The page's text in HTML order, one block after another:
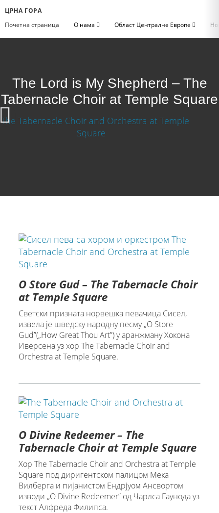
ЦРНА ГОРА
Почетна страница
О нама Област Централне Европе
The Lord is My Shepherd – The
Tabernacle Choir at Temple Square
O Store Gud – The Tabernacle Choir
at Temple Square
Светски признатa норвешкa певачица Сисел,
извела је шведску народну песму „O Store
Gud”(„How Great Thou Art”) у аранжману Хокона
Иверсена уз хор The Tabernacle Choir and
Orchestra at Temple Square.
O Divine Redeemer – The
Tabernacle Choir at Temple Square
Хор The Tabernacle Choir and Orchestra at Temple
Square под диригентском палицом Мека
Вилберга и пијанистом Ендрјуом Ансвортом
изводи „O Divine Redeemer” од Чарлса Гаунода уз
текст Алфреда Филипса.